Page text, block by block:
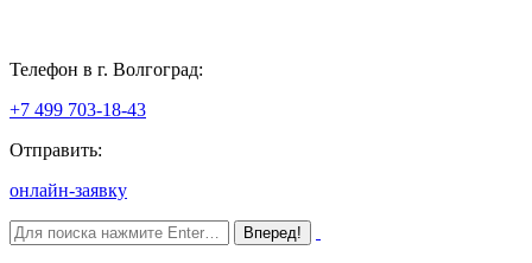
Телефон в г. Волгоград:
+7 499 703-18-43
Отправить:
онлайн-заявку